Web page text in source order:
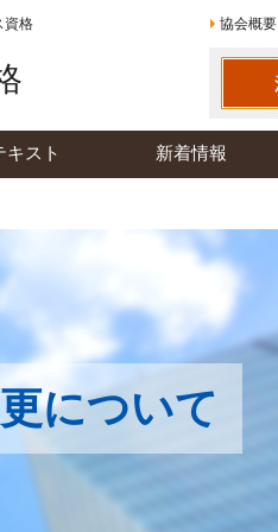
資格 協会概要
キスト 新着情報
について